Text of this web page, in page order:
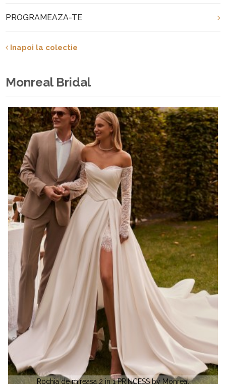
PROGRAMEAZA-TE
Inapoi la colectie
Monreal Bridal
by Monreal URSULA by Monreal